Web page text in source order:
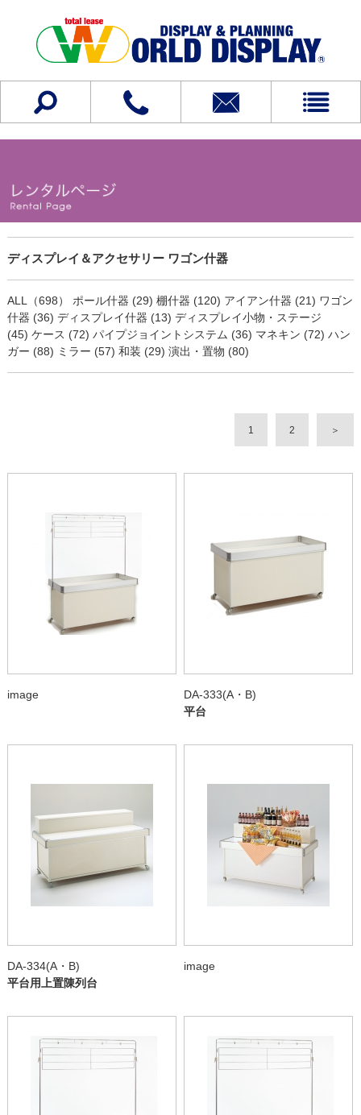
ディスプレイ＆アクセサリー ワゴン什器
ALL（698） ポール什器 (29) 棚什器 (120) アイアン什器 (21) ワゴン
什器 (36) ディスプレイ什器 (13) ディスプレイ小物・ステージ
(45) ケース (72) パイプジョイントシステム (36) マネキン (72) ハン
ガー (88) ミラー (57) 和装 (29) 演出・置物 (80)
1 2 ＞
image
DA-333(A・B)
平台
DA-334(A・B)
平台用上置陳列台
image